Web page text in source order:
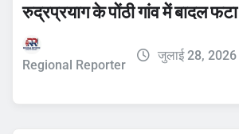
रुद्रप्रयाग के पोंठी गांव में बादल फटा
Regional Reporter
जुलाई 28, 2026